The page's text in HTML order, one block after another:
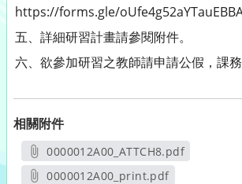
https://forms.gle/
五、詳細研習計畫請參閱附件。
六、欲參加研習之教師請申請公假，課務
相關附件
0000012A00_ATTCH8.pdf
另開新視窗
0000012A00_print.pdf